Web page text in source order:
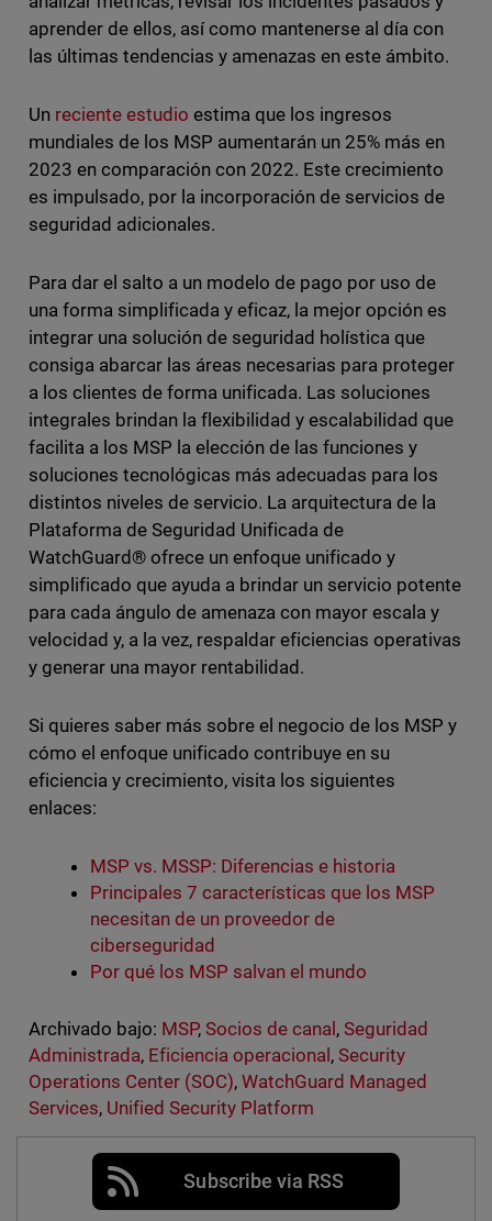
aprender de ellos, así como mantenerse al día con
las últimas tendencias y amenazas en este ámbito.
Un reciente estudio estima que los ingresos
mundiales de los MSP aumentarán un 25% más en
2023 en comparación con 2022. Este crecimiento
es impulsado, por la incorporación de servicios de
seguridad adicionales.
Para dar el salto a un modelo de pago por uso de
una forma simplificada y eficaz, la mejor opción es
integrar una solución de seguridad holística que
consiga abarcar las áreas necesarias para proteger
a los clientes de forma unificada. Las soluciones
integrales brindan la flexibilidad y escalabilidad que
facilita a los MSP la elección de las funciones y
soluciones tecnológicas más adecuadas para los
distintos niveles de servicio. La arquitectura de la
Plataforma de Seguridad Unificada de
WatchGuard® ofrece un enfoque unificado y
simplificado que ayuda a brindar un servicio potente
para cada ángulo de amenaza con mayor escala y
velocidad y, a la vez, respaldar eficiencias operativas
y generar una mayor rentabilidad.
Si quieres saber más sobre el negocio de los MSP y
cómo el enfoque unificado contribuye en su
eficiencia y crecimiento, visita los siguientes
enlaces:
MSP vs. MSSP: Diferencias e historia
Principales 7 características que los MSP
necesitan de un proveedor de
ciberseguridad
Por qué los MSP salvan el mundo
Archivado bajo: MSP, Socios de canal ,Seguridad
Administrada, Eficiencia operacional ,Security
Operations Center (SOC), WatchGuard Managed
Services, Unified Security Platform
Subscribe via RSS